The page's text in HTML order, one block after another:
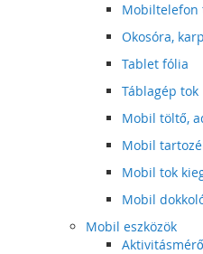
Mobiltelefon
Okosóra,
Tablet fólia
Táblagép tok
Mobil töltő,
Mobil
Mobil tok
Mobil
Mobil eszközök